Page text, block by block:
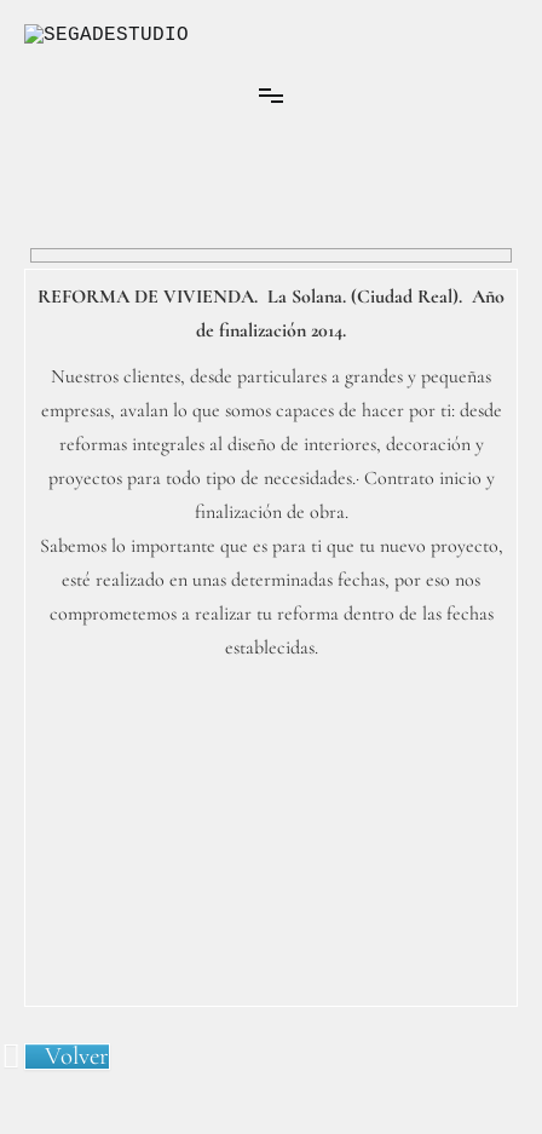
REFORMA DE VIVIENDA. La Solana. (Ciudad Real). Año
de finalización 2014.
Nuestros clientes, desde particulares a grandes y pequeñas
empresas, avalan lo que somos capaces de hacer por ti: desde
reformas integrales al diseño de interiores, decoración y
proyectos para todo tipo de necesidades.· Contrato inicio y
finalización de obra.
Sabemos lo importante que es para ti que tu nuevo proyecto,
esté realizado en unas determinadas fechas, por eso nos
comprometemos a realizar tu reforma dentro de las fechas
establecidas.
Volver